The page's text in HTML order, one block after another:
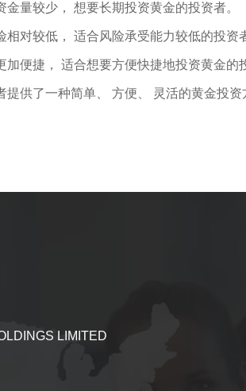
量较少， 想要长期投资黄金的投资者。
相对较低， 适合风险承受能力较低的投资
便捷， 适合想要方便快捷地投资黄金的
提供了一种简单、 方便、 灵活的黄金投
LIMITED